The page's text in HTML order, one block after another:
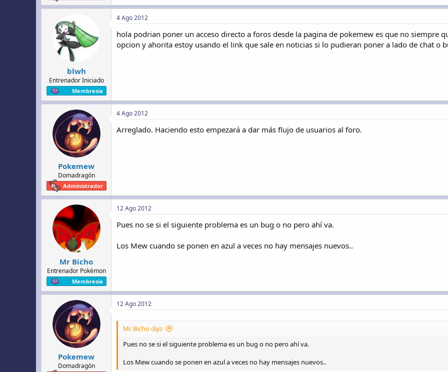
blwh
Entrenador Iniciado
Membresía
4 Ago 2012
hola podrian poner un acceso directo a foros desde la pagina de pokemew es que no siempre
opcion y ahorita estoy usando el link que sale en noticias si lo pudieran poner a lado de chat o
Pokemew
Domadragón
Administrador
4 Ago 2012
Arreglado. Haciendo esto empezará a dar más flujo de usuarios al foro.
Mr Bicho
Entrenador Pokémon
Membresía
12 Ago 2012
Pues no se si el siguiente problema es un bug o no pero ahí va.
Los Mew cuando se ponen en azul a veces no hay mensajes nuevos..
Pokemew
Domadragón
12 Ago 2012
Mr Bicho dijo:
Pues no se si el siguiente problema es un bug o no pero ahí va.
Los Mew cuando se ponen en azul a veces no hay mensajes nuevos..